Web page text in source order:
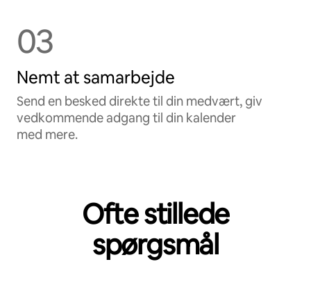
03
Nemt at samarbejde
Send en besked direkte til din medvært, giv
vedkommende adgang til din kalender
med mere.
Ofte stillede
spørgsmål